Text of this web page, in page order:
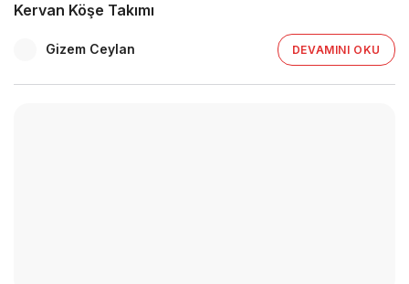
Kervan Köşe Takımı
Gizem Ceylan DEVAMINI OKU